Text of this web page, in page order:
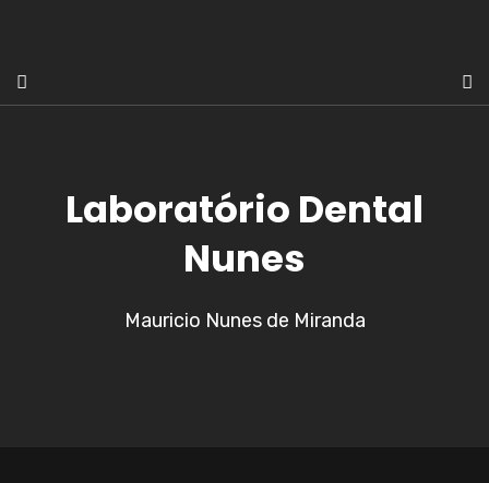
Laboratório Dental
Nunes
Mauricio Nunes de Miranda